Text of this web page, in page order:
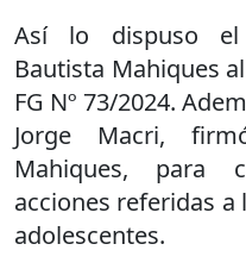
Así lo dispuso el
Bautista Mahiques
FG Nº 73/2024.
Jorge Macri,
Mahiques, para
acciones referidas
adolescentes.